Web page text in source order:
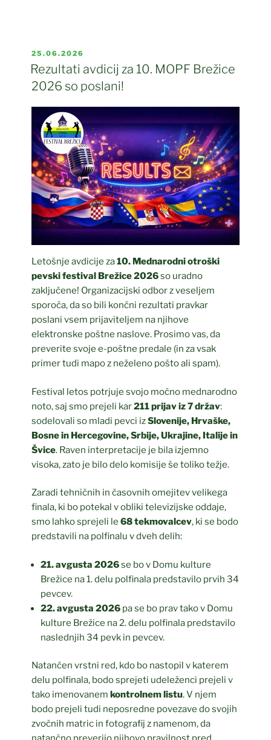
OBJAVLJENO
DNE
25.06.2026
Rezultati avdicij za 10. MOPF Brežice
2026 so poslani!
Letošnje avdicije za10. Mednarodni otroški
pevski festival Brežice 2026so uradno
zaključene! Organizacijski odbor z veseljem
sporoča, da so bili končni rezultati pravkar
poslani vsem prijaviteljem na njihove
elektronske poštne naslove. Prosimo vas, da
preverite svoje e-poštne predale (in za vsak
primer tudi mapo z neželeno pošto ali spam).
Festival letos potrjuje svojo močno mednarodno
noto, saj smo prejeli kar211 prijav iz 7 držav:
sodelovali so mladi pevci izSlovenije, Hrvaške,
Bosne in Hercegovine, Srbije, Ukrajine, Italije in
Švice. Raven interpretacije je bila izjemno
visoka, zato je bilo delo komisije še toliko težje.
Zaradi tehničnih in časovnih omejitev velikega
finala, ki bo potekal v obliki televizijske oddaje,
smo lahko sprejeli le68 tekmovalcev, ki se bodo
predstavili na polfinalu v dveh delih:
21. avgusta 2026se bo v Domu kulture
Brežice na 1. delu polfinala predstavilo prvih 34
pevcev.
22. avgusta 2026 pa se bo prav tako v Domu
kulture Brežice na 2. delu polfinala predstavilo
naslednjih 34 pevk in pevcev.
Natančen vrstni red, kdo bo nastopil v katerem
delu polfinala, bodo sprejeti udeleženci prejeli v
tako imenovanem kontrolnem listu. V njem
bodo prejeli tudi neposredne povezave do svojih
zvočnih matric in fotografij z namenom, da